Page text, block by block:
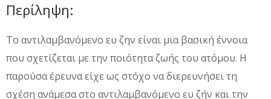
Περίληψη:
Το αντιλαμβανόμενο ευ ζην είναι μια βασική έννοια
που σχετίζεται με την ποιότητα ζωής του ατόμου. Η
παρούσα έρευνα είχε ως στόχο να διερευνήσει τη
σχέση ανάμεσα στο αντιλαμβανόμενο ευ ζήν και την